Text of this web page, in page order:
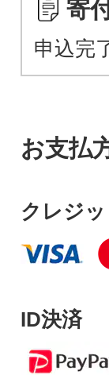
寄
申込完
お支払
クレジ
ID決済